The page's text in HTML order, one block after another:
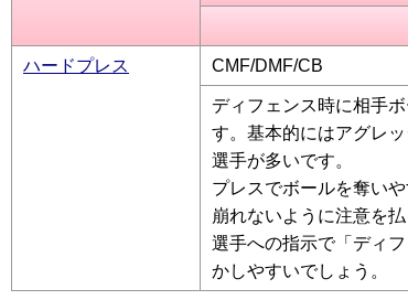
ハードプレス CMF/DMF/CB
ディフェンス時に相手
す。基本的にはアグレ
選手が多いです。
プレスでボールを奪い
崩れないように注意を
選手への指示で「ディ
かしやすいでしょう。